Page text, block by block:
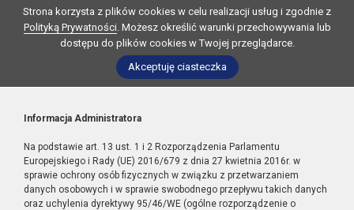
Strona korzysta z plików cookies w celu realizacji usług i zgodnie z
Polityką Prywatności. Możesz określić warunki przechowywania lub
dostępu do plików cookies w Twojej przeglądarce.
Akceptuję ciasteczka
Informacja Administratora
Na podstawie art. 13 ust. 1 i 2 Rozporządzenia Parlamentu
Europejskiego i Rady (UE) 2016/679 z dnia 27 kwietnia 2016r. w
sprawie ochrony osób fizycznych w związku z przetwarzaniem
danych osobowych i w sprawie swobodnego przepływu takich danych
oraz uchylenia dyrektywy 95/46/WE (ogólne rozporządzenie o